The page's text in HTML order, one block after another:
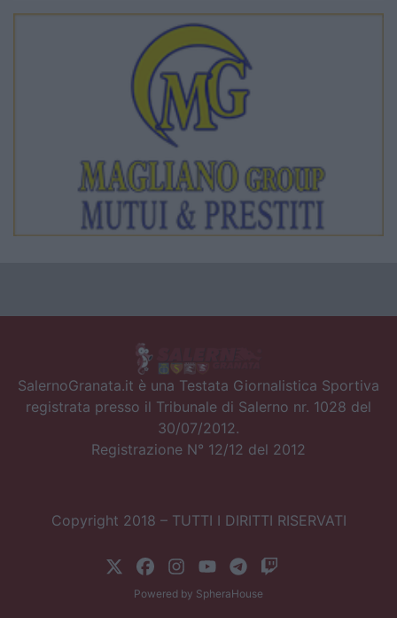
SalernoGranata.it è una Testata Giornalistica Sportiva
registrata presso il Tribunale di Salerno nr. 1028 del
30/07/2012.
Registrazione N° 12/12 del 2012
Copyright 2018 – TUTTI I DIRITTI RISERVATI
Powered by SpheraHouse